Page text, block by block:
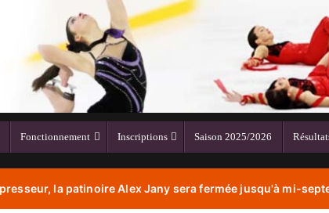
Fonctionnement Inscriptions Saison 2025/2026
la patinoire Alex Jany sera fermée jusqu'à mi-